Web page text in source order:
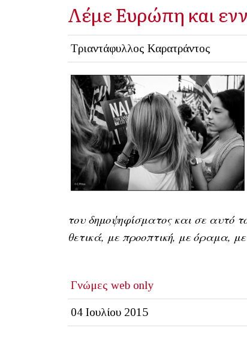
Λέμε Ευρώπη και
Τριαντάφυλλος Καρατράντος
του δημοψηφίσματος και σε αυτό
θετικά, με προοπτική, με όραμα,
Γνώμες web only
04 Ιουλίου 2015